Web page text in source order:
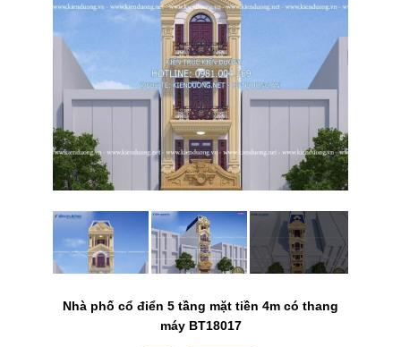
Nhà phố cổ điển 5 tầng mặt tiền 4m có thang
máy BT18017